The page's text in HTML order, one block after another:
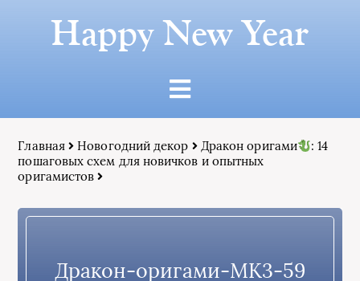
Happy New Year
Главная Новогодний декор Дракон оригами
: 14
пошаговых схем для новичков и опытных
оригамистов
Дракон-оригами-МК3-59